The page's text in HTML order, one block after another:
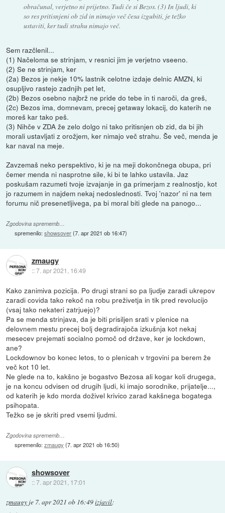
obračunal, verjetno ni prijetno. Tudi če si Bezos. (3) In ljudi, ki
so res pritisnjeni ob zid in nimajo več česa izgubiti, je težko
ustaviti, ker tudi strahu nimajo več.
Sem razčlenil...
(1) Načeloma se strinjam, v resnici jim je verjetno vseeno.
(2) Se ne strinjam, ker
(2a) Bezos je nekje 10% lastnik celotne izdaje delnic AMZN, ki
osupljivo rastejo zadnjih pet let,
(2b) Bezos osebno najbrž ne pride do tebe in ti naroči, da greš,
(2c) Bezos ima, domnevam, precej getaway lokacij, do katerih ne
moreš kar tako peš.
(3) Nihče v ZDA že zelo dolgo ni tako pritisnjen ob zid, da bi jih
morali ustavljati z orožjem, ker nimajo več strahu. Še več, menda je
kar naval na meje.
Zavzemaš neko perspektivo, ki je na meji dokončnega obupa, pri
čemer menda ni nasprotne sile, ki bi te lahko ustavila. Jaz
poskušam razumeti tvoje izvajanje in ga primerjam z realnostjo, kot
jo razumem in najdem nekaj nedoslednosti. Tvoj 'nazor' ni na tem
forumu nič presenetljivega, pa bi moral biti glede na panogo...
Zgodovina sprememb…
spremenilo:showsover(7. apr 2021 ob 16:47)
zmaugy
::7. apr 2021, 16:49
Kako zanimiva pozicija. Po drugi strani so pa ljudje zaradi ukrepov
zaradi covida tako rekoč na robu preživetja in tik pred revolucijo
(vsaj tako nekateri zatrjuejo)?
Pa se menda strinjava, da je biti prisiljen srati v plenice na
delovnem mestu precej bolj degradirajoča izkušnja kot nekaj
mesecev prejemati socialno pomoč od države, ker je lockdown,
ane?
Lockdownov bo konec letos, to o plenicah v trgovini pa berem že
več kot 10 let.
Ne glede na to, kakšno je bogastvo Bezosa ali kogar koli drugega,
je na koncu odvisen od drugih ljudi, ki imajo sorodnike, prijatelje...,
od katerih je kdo morda doživel krivico zarad kakšnega bogatega
psihopata.
Težko se je skriti pred vsemi ljudmi.
Zgodovina sprememb…
spremenilo:zmaugy (7. apr 2021 ob 16:50)
showsover
::7. apr 2021, 17:01
zmaugy je 7. apr 2021 ob 16:49izjavil: